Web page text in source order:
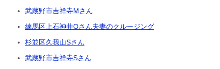
武蔵野市吉祥寺Mさん
練馬区上石神井Oさん夫妻のクルージング
杉並区久我山Sさん
武蔵野市吉祥寺Sさん